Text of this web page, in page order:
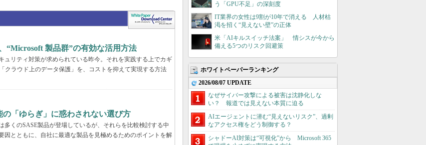
“Microsoft 製品群”の有効な活用方法
リティ対策が求められている昨今。それを実践する上でカギ
クラウド上のデータ保護」を、コストを抑えて実現する方法
「ゆらぎ」に惑わされない選び方
くのSASE製品が登場しているが、それらを比較検討する中
とともに、自社に最適な製品を見極めるためのポイントを解
う「GPU不足」の深刻度
IT業界の女性は9割が10年で消える 人材枯
渇を招く“見えない壁”の正体
米「AIキルスイッチ法案」 情シスが今から
備える5つのリスク回避策
ホワイトペーパーランキング
2026/08/07 UPDATE
なぜサイバー攻撃による被害は沈静化しな
い？ 報道では見えない本質に迫る
AIエージェントに潜む“見えないリスク”、過剰
なアクセス権をどう制御する？
シャドーAI対策は“可視化”から Microsoft 365